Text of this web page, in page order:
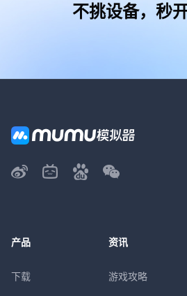
不挑设备，秒开
产品
下载
资讯
游戏攻略